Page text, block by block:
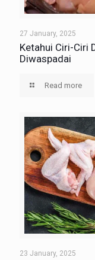
27 January, 2025
Ketahui Ciri-Ciri
Diwaspadai
Read more
23 January, 2025